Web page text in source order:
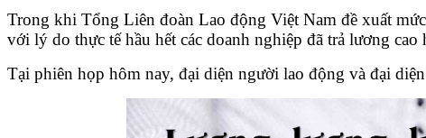
Trong khi Tổng Liên đoàn Lao động Việt Nam đề xuất
với lý do thực tế hầu hết các doanh nghiệp đã trả lương
Tại phiên họp hôm nay, đại diện người lao động và đại